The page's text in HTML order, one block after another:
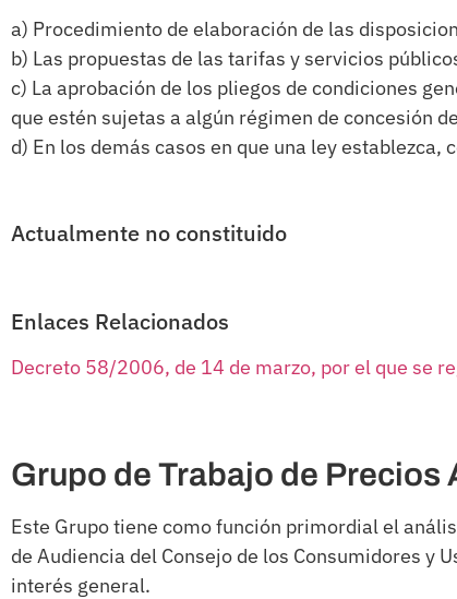
a) Procedimiento de elaboración de las
b) Las propuestas de las tarifas y servicios
c) La aprobación de los pliegos de condiciones
que estén sujetas a algún régimen de concesión
d) En los demás casos en que una ley
Actualmente no constituido
Enlaces Relacionados
Decreto 58/2006, de 14 de marzo, por el que se
Grupo de Trabajo de
Este Grupo tiene como función primordial el
de Audiencia del Consejo de los Consumidores y
interés general.